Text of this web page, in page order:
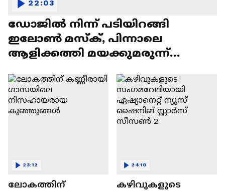
ഡോജിൽ നിന്ന് പടിയിറങ്ങി
ഇലോൺ മസ്ക്, പിന്നാലെ
ആളിക്കത്തി മയക്കുമരുന്ന്
22:03
ലോകത്തിന്
23:12
കഴിവുകളുടെ
24:10